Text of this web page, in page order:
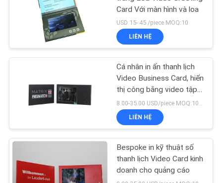
HỆ
CHÚNG
CẦU
BÁO
GIÁ
Thẻ tài liệu video
Video In Tài liệu In
12
Card Với màn hình và loa
USD 15- 45 /piece MOQ:10
LIÊN HỆ
Cá nhân in ấn thanh lịch
Video Business Card, hiển
thị công bằng video tập
sách
8.00-35.00 USD/piece MOQ:100 CHIẾC
LIÊN HỆ
Bespoke in kỹ thuật số
thanh lịch Video Card kinh
doanh cho quảng cáo